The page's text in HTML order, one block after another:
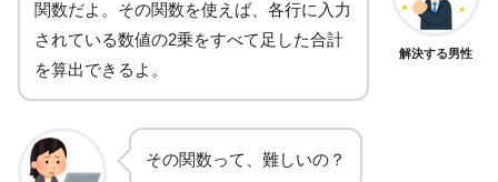
関数だよ。その関数を使えば、各行に入力
されている数値の2乗をすべて足した合計
を算出できるよ。
解決する男性
その関数って、難しいの？